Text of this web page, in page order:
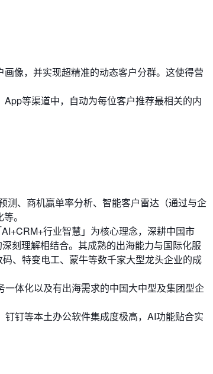
像，并实现超精准的动态客户分群。这使得营
等渠道中，自动为每位客户推荐最相关的内
测、商机赢单率分析、智能客户雷达（通过与企
。
行业智慧」为核心理念，深耕中国市
刻理解相结合。其成熟的出海能力与国际化服
、特变电工、蒙牛等数千家大型龙头企业的成
体化以及有出海需求的中国大中型及集团型企
钉等本土办公软件集成度极高，AI功能贴合实